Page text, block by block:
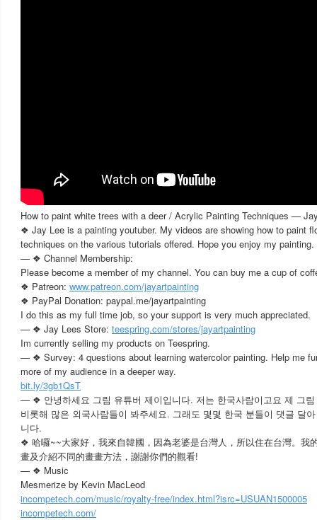
How to paint white trees with a deer / Acrylic Painting Techniques —
❖ Jay Lee is a painting youtuber. My videos are showing how to paint
techniques on the various tutorials offered. Hope you enjoy my painting.
— ❖ Channel Membership:
Please become a member of my channel. You can buy me a cup of
❖ Patreon: www.patreon.com/jayartpainting
❖ PayPal Donation: paypal.me/jayartpainting
I do this as my full time job, so your support is very much appreciated.
— ❖ Jay Lees Store: teespring.com/stores/jayartpainting
Im currently selling my products on Teespring.
— ❖ Survey: 4 questions about learning watercolor painting. Help me
more of my audience in a deeper way.
bit.ly/3gb1QsT
— ❖ 안녕하세요 그림 유튜버 제이입니다. 저는 한국사람이고요 제 그
비롯해 많은 외국사람들이 봐주세요. 그래도 몇몇 한국 분들이 댓글 달
니다.
❖ 哈囉~~大家好，我來自韓國，因為老婆是台灣人，所以住在台灣。我
畫及介紹不同的畫畫方法，謝謝你們的觀看!
— ❖ Music
Mesmerize by Kevin MacLeod
incompetech.com/music/royalty-free/index.html?isrc=USUAN1500005
incompetech.com/